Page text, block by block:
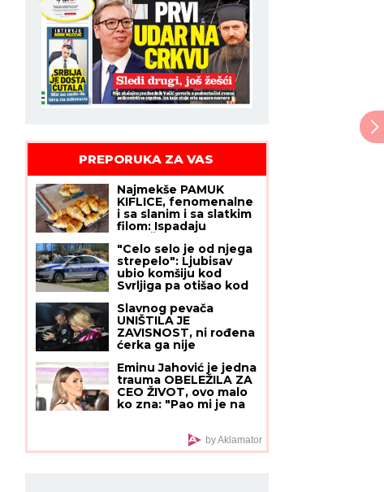
PREPORUKA ZA VAS
Najmekše PAMUK
KIFLICE, fenomenalne
i sa slanim i sa slatkim
filom: Ispadaju
put - sa OVIM
RECEPTOM nema
greške
"Celo selo je od njega
strepelo": Ljubisav
ubio komšiju kod
Svrljiga pa otišao kod
porodica posle
presude
Slavnog pevača
UNIŠTILA JE
ZAVISNOST, ni rođena
ćerka ga nije
Bezuslovna ljubav
jedne žene promenila
mu je ŽIVOT IZ
KORENA
Eminu Jahović je jedna
trauma OBELEŽILA ZA
CEO ŽIVOT, ovo malo
ko zna: "Pao mi je na
by Aklamator